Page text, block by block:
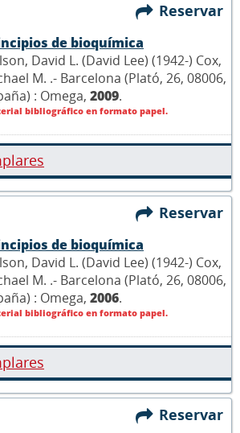
Reservar
de bioquímica
David L. (David Lee) (1942-) Cox,
M. .- Barcelona (Plató, 26, 08006,
: Omega, 2009.
bibliográfico en formato papel.
Reservar
de bioquímica
David L. (David Lee) (1942-) Cox,
M. .- Barcelona (Plató, 26, 08006,
: Omega, 2006.
bibliográfico en formato papel.
Reservar